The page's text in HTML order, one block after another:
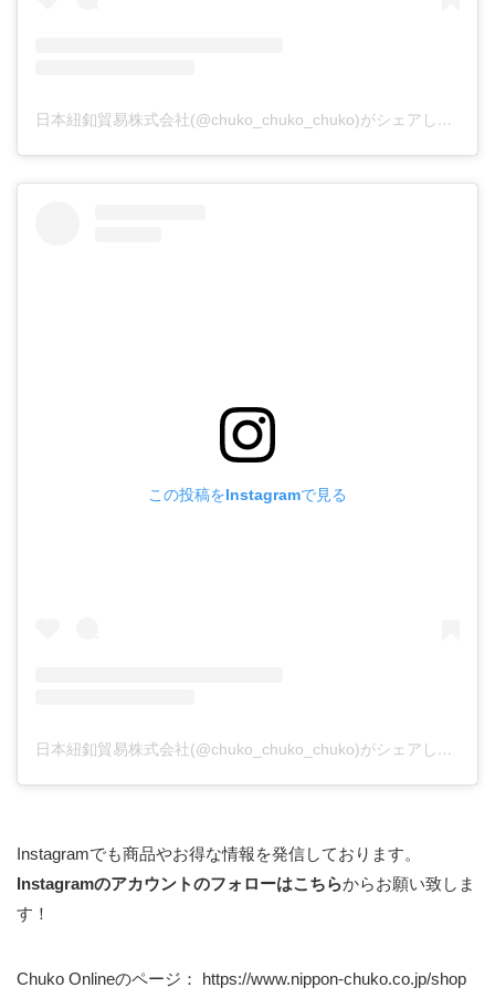
日本紐釦貿易株式会社(@chuko_chuko_chuko)がシェアした投稿
この投稿をInstagramで見る
日本紐釦貿易株式会社(@chuko_chuko_chuko)がシェアした投稿
Instagramでも商品やお得な情報を発信しております。
Instagramのアカウントのフォローはこちらからお願い致しま
す！
Chuko Onlineのページ： https://www.nippon-chuko.co.jp/shop